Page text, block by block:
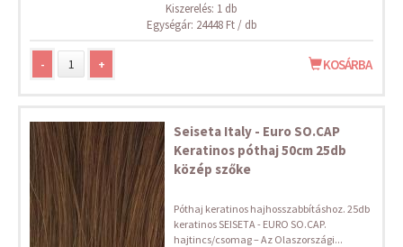
Kiszerelés: 1 db
Egységár: 24448 Ft / db
- + KOSÁRBA
Seiseta Italy - Euro SO.CAP
Keratinos póthaj 50cm 25db
közép szőke
Póthaj keratinos hajhosszabbításhoz. 25db
keratinos SEISETA - EURO SO.CAP.
hajtincs/csomag – Az Olaszországi...